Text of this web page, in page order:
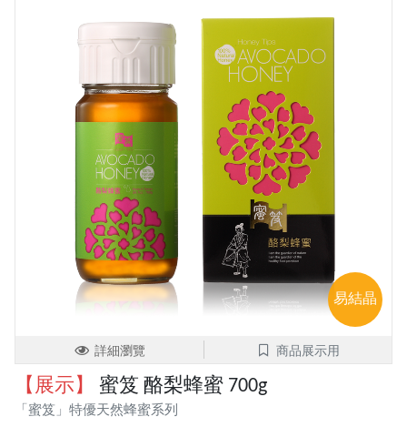
易結晶
詳細瀏覽 商品展示用
【展示】 蜜笈 酪梨蜂蜜 700g
「蜜笈」特優天然蜂蜜系列